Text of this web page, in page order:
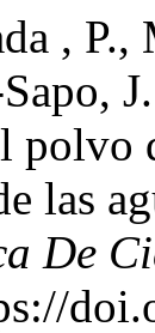
,
polvo
las
De